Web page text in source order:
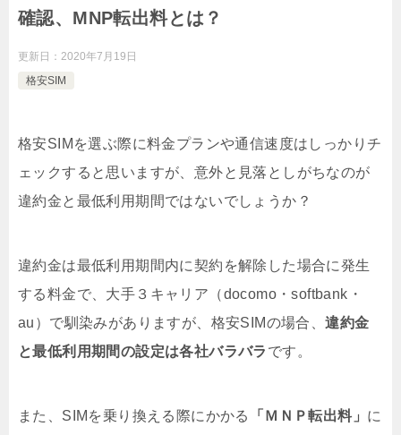
確認、MNP転出料とは？
更新日： 2020年7月19日
格安SIM
格安SIMを選ぶ際に料金プランや通信速度はしっかりチ
ェックすると思いますが、意外と見落としがちなのが
違約金と最低利用期間ではないでしょうか？
違約金は最低利用期間内に契約を解除した場合に発生
する料金で、大手３キャリア（docomo・softbank・
au）で馴染みがありますが、格安SIMの場合、違約金
と最低利用期間の設定は各社バラバラ です。
また、SIMを乗り換える際にかかる 「ＭＮＰ転出料」 に